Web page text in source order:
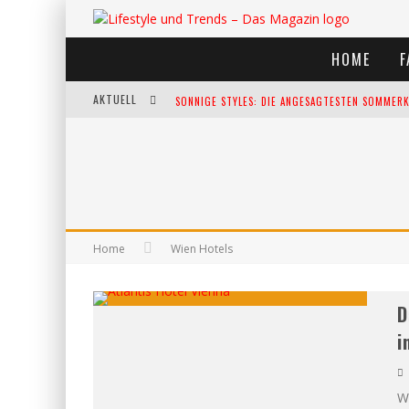
HOME
AKTUELL SONNIGE STYLES: DIE ANGESAGTESTEN
Home Wien Hotels